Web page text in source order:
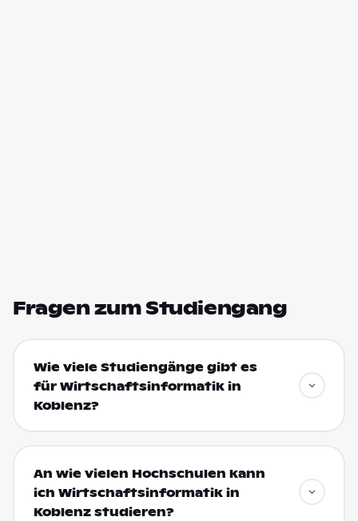
Fragen zum Studiengang
Wie viele Studiengänge gibt es
für Wirtschaftsinformatik in
Koblenz?
An wie vielen Hochschulen kann
ich Wirtschaftsinformatik in
Koblenz studieren?